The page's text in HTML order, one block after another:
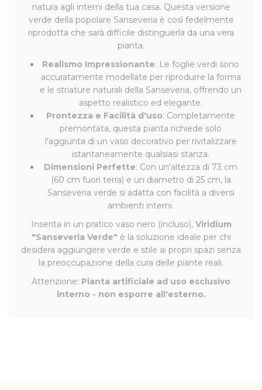
natura agli interni della tua casa. Questa versione
verde della popolare Sanseveria è così fedelmente
riprodotta che sarà difficile distinguerla da una vera
pianta.
Realismo Impressionante: Le foglie verdi sono
accuratamente modellate per riprodurre la forma
e le striature naturali della Sanseveria, offrendo un
aspetto realistico ed elegante.
Prontezza e Facilità d'uso: Completamente
premontata, questa pianta richiede solo
l'aggiunta di un vaso decorativo per rivitalizzare
istantaneamente qualsiasi stanza.
Dimensioni Perfette: Con un'altezza di 73 cm
(60 cm fuori terra) e un diametro di 25 cm, la
Sanseveria verde si adatta con facilità a diversi
ambienti interni.
Inserita in un pratico vaso nero (incluso), Viridium
"Sanseveria Verde" è la soluzione ideale per chi
desidera aggiungere verde e stile ai propri spazi senza
la preoccupazione della cura delle piante reali.
Attenzione: Pianta artificiale ad uso esclusivo
interno - non esporre all'esterno.